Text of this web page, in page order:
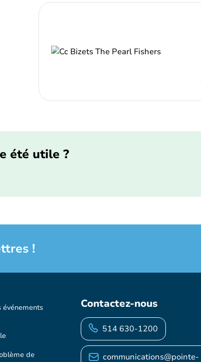
été utile ?
!
événements
de
Contactez-nous
514 630-1200
communications@pointe-